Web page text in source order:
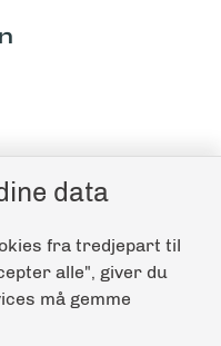
side
data
fra tredjepart til
alle", giver du
må gemme